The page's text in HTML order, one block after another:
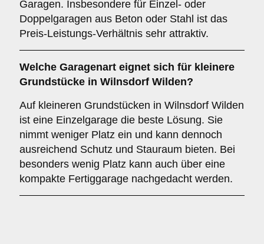
Garagen. Insbesondere für Einzel- oder
Doppelgaragen aus Beton oder Stahl ist das
Preis-Leistungs-Verhältnis sehr attraktiv.
Welche Garagenart eignet sich für kleinere
Grundstücke in Wilnsdorf Wilden?
Auf kleineren Grundstücken in Wilnsdorf Wilden
ist eine Einzelgarage die beste Lösung. Sie
nimmt weniger Platz ein und kann dennoch
ausreichend Schutz und Stauraum bieten. Bei
besonders wenig Platz kann auch über eine
kompakte Fertiggarage nachgedacht werden.